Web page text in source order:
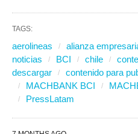
TAGS:
aerolineas alianza
noticias
BCI chile
descargar
contenido para
MACHBANK BCI
PressLatam